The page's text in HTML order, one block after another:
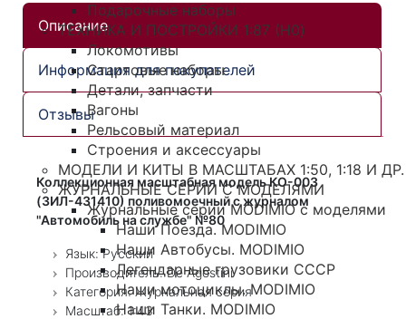
Подарочные наборы
ТЕХНИКА И ПОСТРОЙКИ 1:87 (H0)
Локомотивы
Стартовые наборы
Детали, запчасти
Вагоны
Рельсовый материал
Строения и аксессуары
МОДЕЛИ И КИТЫ В МАСШТАБАХ 1:50, 1:18 И ДР.
ЖУРНАЛЬНЫЕ СЕРИИ С МОДЕЛЯМИ
Журнальные серии MODIMIO с моделями
Наши Поезда. MODIMIO
Наши Автобусы. MODIMIO
Легендарные грузовики СССР
Наши мотоциклы. MODIMIO
Наши Танки. MODIMIO
Описание
Информация для покупателей
Отзывы
Коллекционная масштабная модель КО-003
(ЗИЛ-431410) поливомоечный с журналом
"Автомобиль на службе" №80
Язык: Русский
Производитель: De Agostini
Категория: Журнальная серия
Масштаб: 1:43